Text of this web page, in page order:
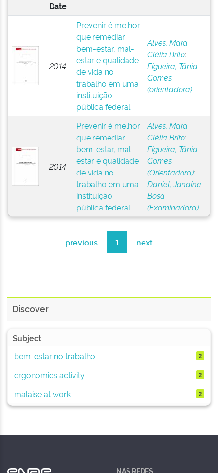
Date
2014
Prevenir é melhor
que remediar:
bem-estar, mal-
estar e qualidade
de vida no
trabalho em uma
instituição
pública federal
Alves, Mara
Clélia Brito;
Figueira, Tânia
Gomes
(orientadora)
2014
Prevenir é melhor
que remediar:
bem-estar, mal-
estar e qualidade
de vida no
trabalho em uma
instituição
pública federal
Alves, Mara
Clélia Brito;
Figueira, Tânia
Gomes
(Orientadora);
Daniel, Janaína
Bosa
(Examinadora)
previous 1 next
Discover
Subject
bem-estar no trabalho
2
ergonomics activity 2
malaise at work 2
NAS REDES